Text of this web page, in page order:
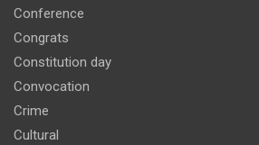
Conference
Congrats
Constitution day
Convocation
Crime
Cultural